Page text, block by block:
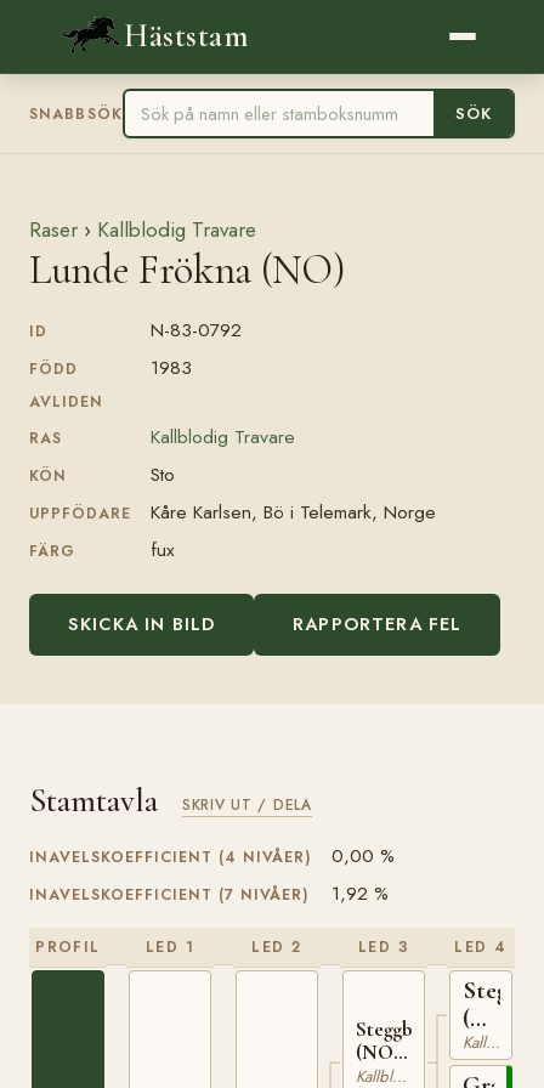
Häststam
SNABBSÖK SÖK
Raser › Kallblodig Travare
Lunde Frökna (NO)
ID N-83-0792
FÖDD 1983
AVLIDEN
RAS
Kallblodig Travare
KÖN Sto
UPPFÖDARE Kåre Karlsen, Bö i Telemark, Norge
FÄRG fux
SKICKA IN BILD RAPPORTERA FEL
Stamtavla SKRIV UT / DELA
INAVELSKOEFFICIENT (4 NIVÅER) 0,00 %
INAVELSKOEFFICIENT (7 NIVÅER) 1,92 %
PROFIL LED 1 LED 2 LED 3
Steggbest
(NO)
T-233Kallblodig Travare
LED 4
Stegg
(NO)
T-
169
Kallblodig Travare